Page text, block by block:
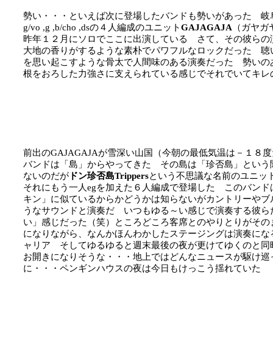
勢い・・・といえば次に登場したバンドも勢いがあった 岐
g/vo ,g ,b/cho ,dsの４人編成のユニットGAJAGAJA （ガヤ
昨年１２月にソロでここに出演している さて、その彼ら
大地の香りがするような素朴でパワフルなロックだった 聴
を思い起こすような骨太で人間味のある演奏だった 勢い
根をおろした力強さに支えられている感じでそれでいてキ
前出のGAJAGAJAが雪深い山国（今朝の最低気温は－１８
バンドは「島」からやってきた その島は「珍否島」という
ないのだが ドン珍否島Trippersという不思議な名前のユニッ
それにもう一人egを加えた６人編成で登場した このバン
キン」に似ているからかどうかは知らないがカントリーや
うなサウンドと演奏だ いつもゆる～い感じで演奏する彼
い」感じだった（笑）ところどころ客席とのやりとりがそ
になりながら、なんかほんわかしたステージングは演奏に
ャリア そしてゆるゆると週末最後の夜が更けてゆくのと
お開きになりそうな・・・地上ではどんなニュースが駆け
に・・・ペンギンハウスの夜は今日もけっこう揺れていた